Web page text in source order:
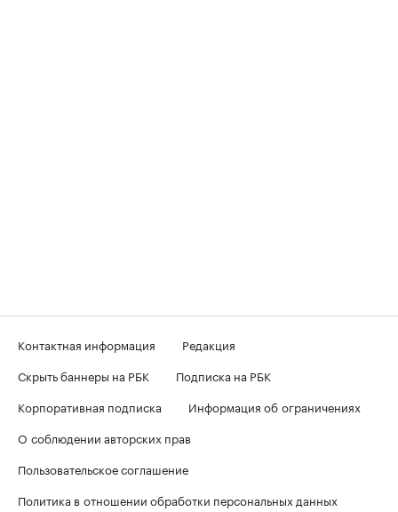
Контактная информация
Редакция
Скрыть баннеры на РБК
Подписка на РБК
Корпоративная подписка
Информация об ограничениях
О соблюдении авторских прав
Пользовательское соглашение
Политика в отношении обработки персональных данных